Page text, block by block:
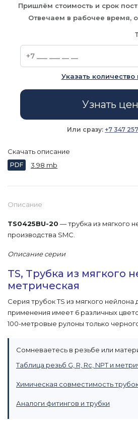
Описание
TS0425BU-20 — трубка из мягкого
производства SMC.
Описание серии
TS, Трубка из мягкого
метрическая
Серия трубок TS из мягкого нейлона
применения имеет 6 различных
100-метровые рулоны только
Сомневаетесь в резьбе или
Таблица резьб G, R, Rc, NPT и
Химическая совместимость
Аналоги фитингов и трубки
Пришлём стоимость и срок
Отвечаем в рабочее время,
Указать
Узнать
Или сразу: +7 347
Скачать описание
PDF 3.98 mb